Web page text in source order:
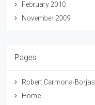
February 2010
November 2009
Pages
Robert Carmona-Borjas
Home